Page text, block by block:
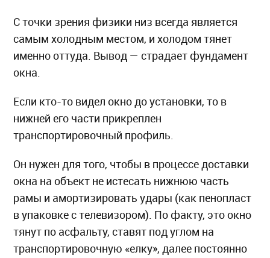
С точки зрения физики низ всегда является
самым холодным местом, и холодом тянет
именно оттуда. Вывод — страдает фундамент
окна.
Если кто-то видел окно до установки, то в
нижней его части прикреплен
транспортировочный профиль.
Он нужен для того, чтобы в процессе доставки
окна на объект не истесать нижнюю часть
рамы и амортизировать удары (как пенопласт
в упаковке с телевизором). По факту, это окно
тянут по асфальту, ставят под углом на
транспортировочную «елку», далее постоянно